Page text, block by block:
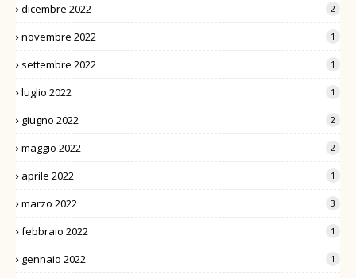
dicembre 2022 2
novembre 2022 1
settembre 2022 1
luglio 2022 1
giugno 2022 2
maggio 2022 2
aprile 2022 1
marzo 2022 3
febbraio 2022 1
gennaio 2022 1